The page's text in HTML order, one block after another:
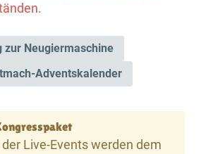
zur Neugiermaschine
Adventskalender
Live-Events werden dem